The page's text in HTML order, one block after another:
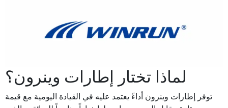
لماذا تختار إطارات وينرون؟
توفر إطارات وينرون أداءً يعتمد عليه في القيادة اليومية مع قيمة